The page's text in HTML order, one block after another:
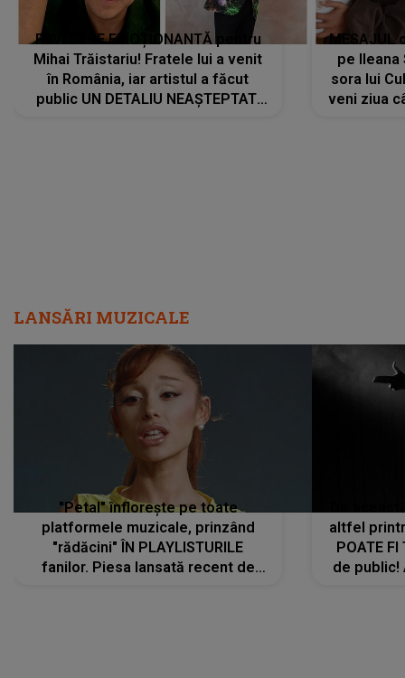
REVEDERE EMOȚIONANTĂ pentru
Mihai Trăistariu! Fratele lui a venit
în România, iar artistul a făcut
public UN DETALIU NEAȘTEPTAT:
MESAJUL
pe Ileana
sora lui
veni ziua
LANSĂRI MUZICALE
"Petal" înflorește pe toate
platformele muzicale, prinzând
"rădăcini" ÎN PLAYLISTURILE
fanilor. Piesa lansată recent de
altfel
POATE FI
de public!